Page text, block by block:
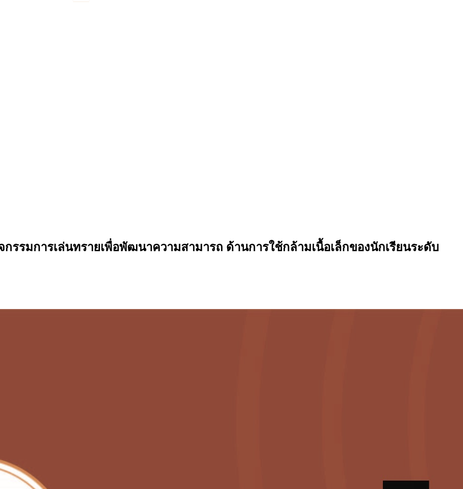
รรมการเล่นทรายเพื่อพัฒนาความสามารถ ด้านการใช้กล้ามเนื้อเล็กของนักเรียนระดับ